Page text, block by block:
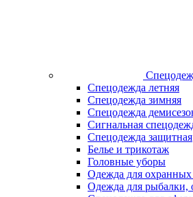
Спецодежда летняя
Спецодежда зимняя
Спецодежда
Сигнальная
Спецодежда защитная
Белье и трикотаж
Головные уборы
Одежда для охранных
Одежда для рыбалки,